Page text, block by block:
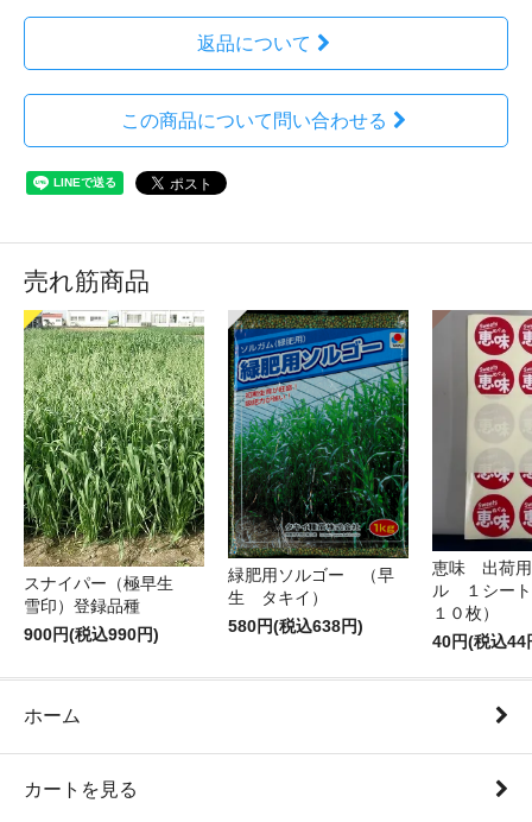
返品について
この商品について問い合わせる
売れ筋商品
スナイパー（極早生
雪印）登録品種
900円(税込990円)
緑肥用ソルゴー （早
生 タキイ）
580円(税込638円)
恵味 出荷
ル １シート
１０枚）
40円(税込44
ホーム
カートを見る